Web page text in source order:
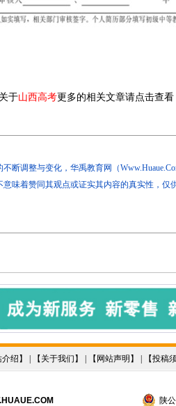
关于山西高考更多的相关文章请点击查看
断调整与变化，华禹教育网（
味着赞同其观点或证实其内容的真实性，仅
介绍 】 | 【 关于我们 】 | 【 网站声明 】 | 【投稿
陕